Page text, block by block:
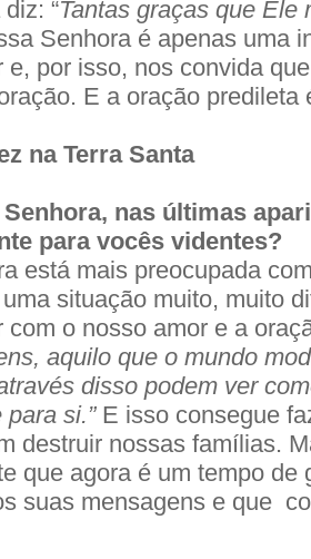
“Tantas graças que Ele
Senhora é apenas uma
e, por isso, nos convida
E a oração predileta
na Terra Santa
nas últimas
para vocês videntes?
está mais preocupada
situação muito, muito
com o nosso amor e a
aquilo que o mundo
disso podem ver
si.”E isso consegue
destruir nossas famílias.
que agora é um tempo de
suas mensagens e que